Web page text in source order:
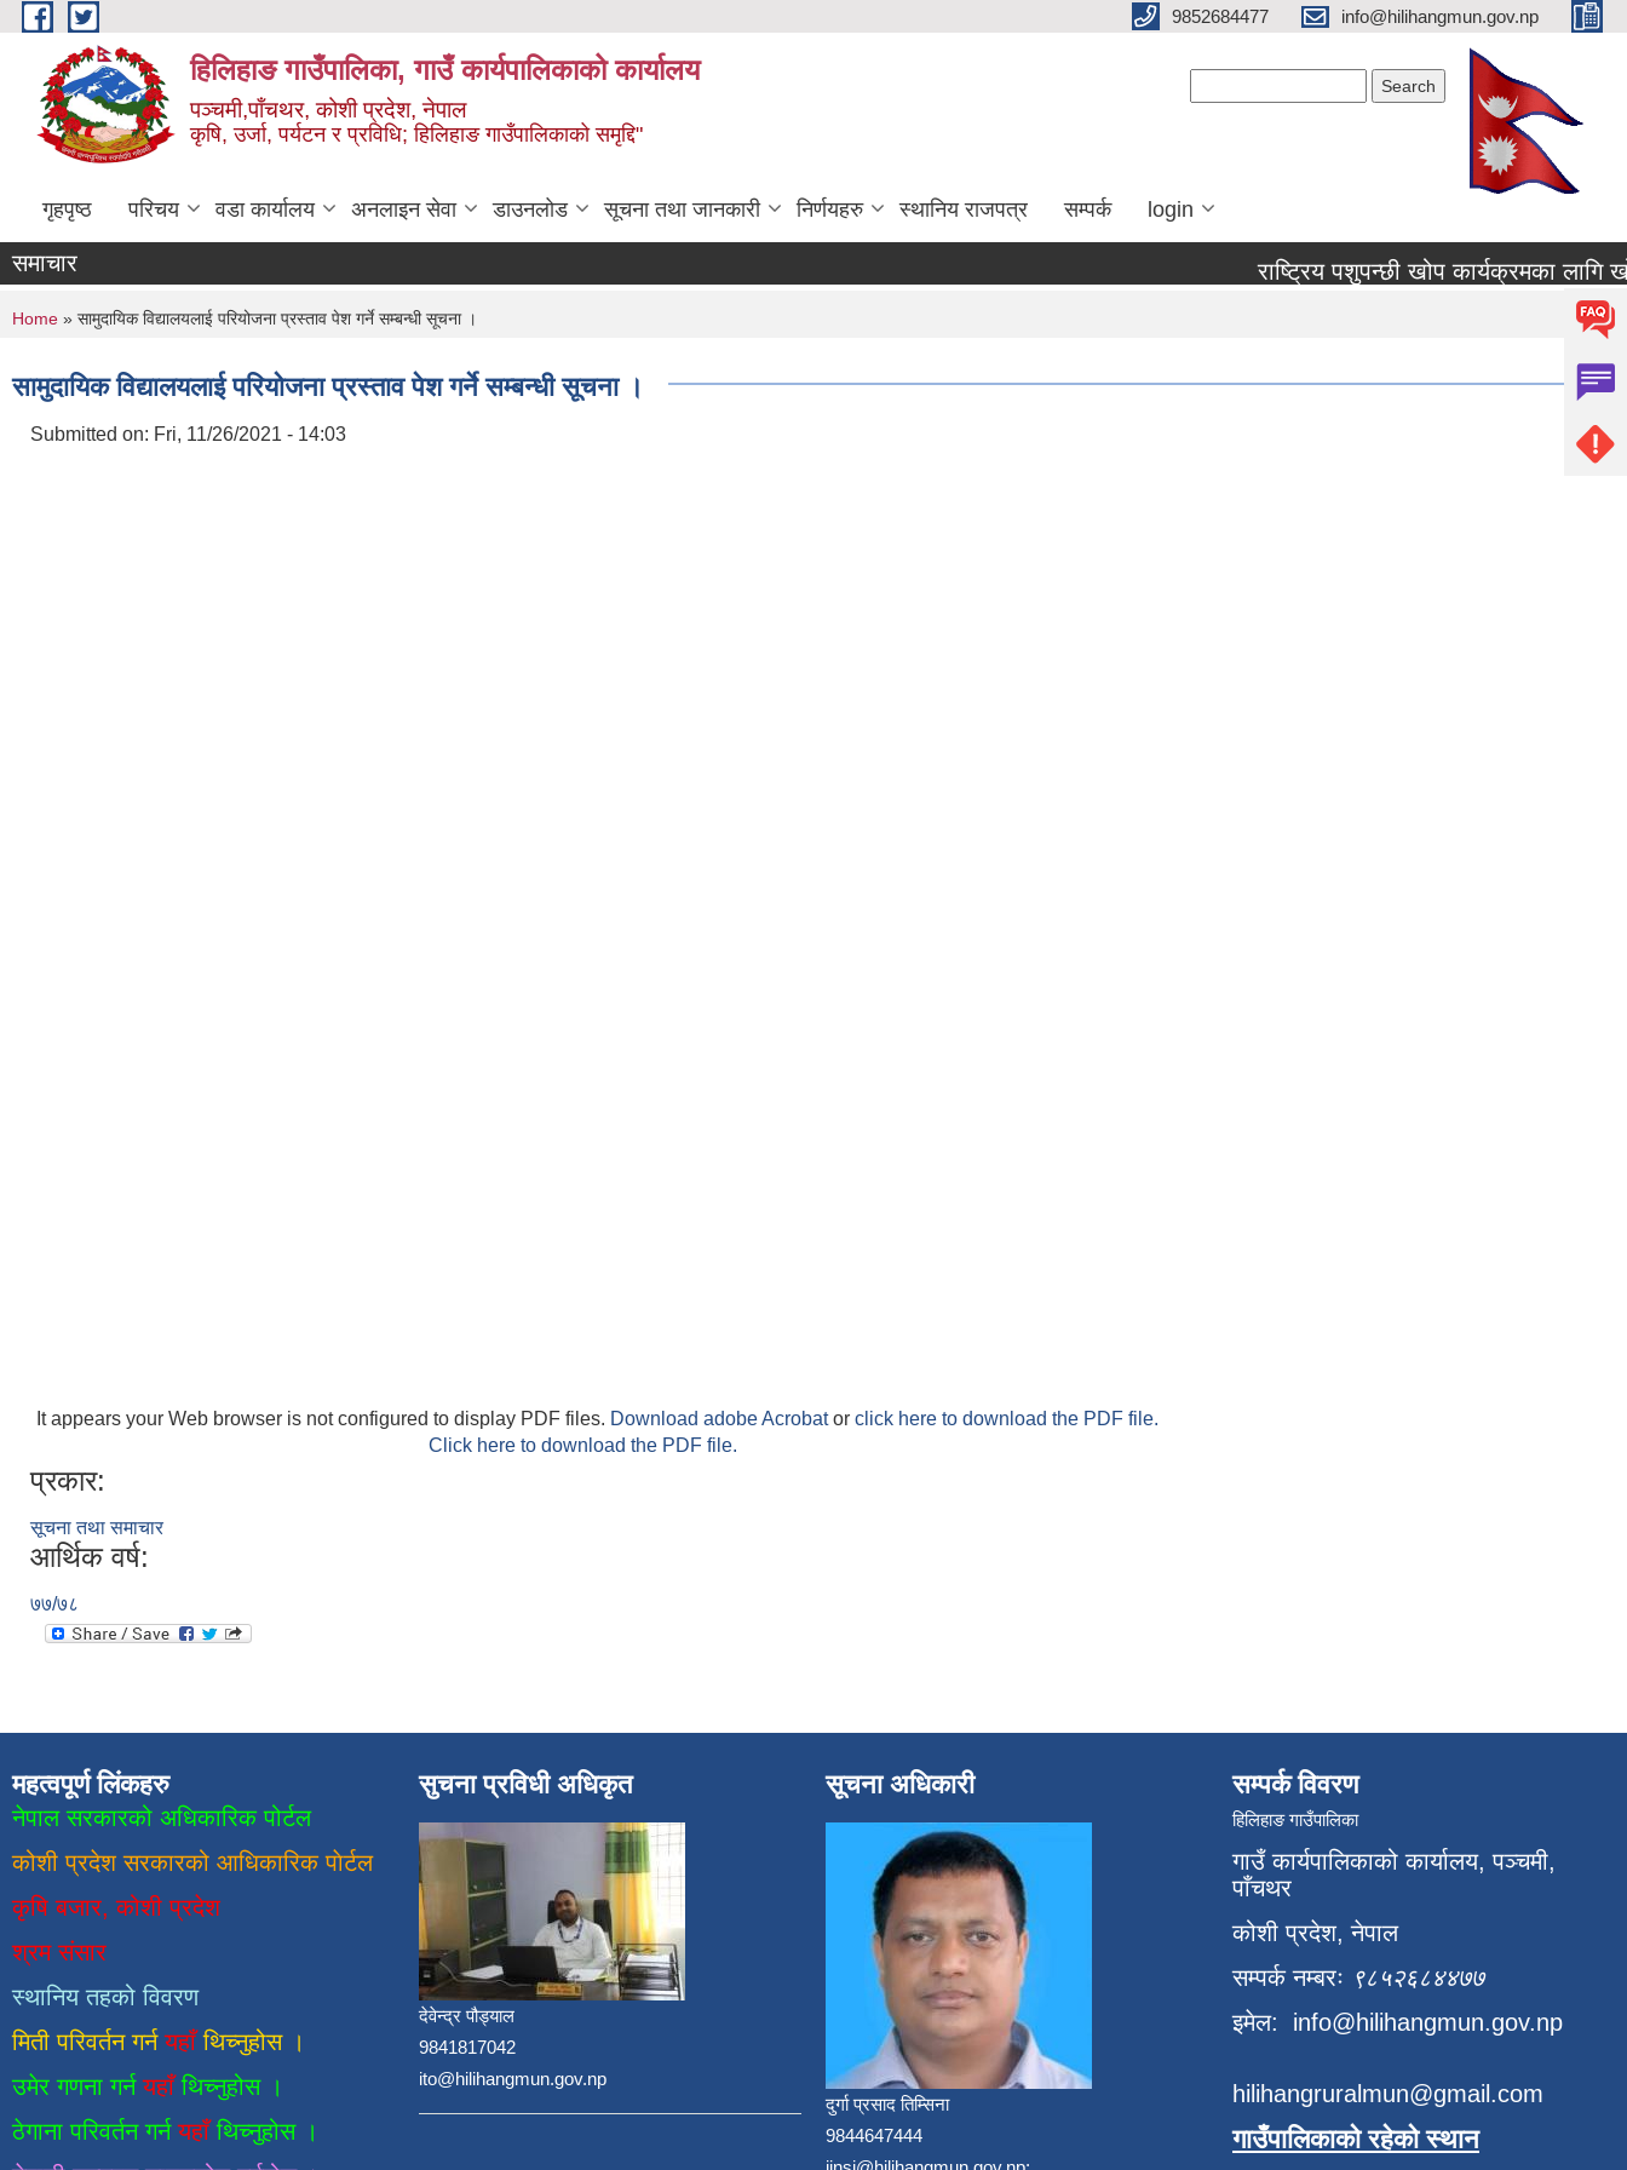
Skip to main content 9852684477 info@hilihangmun.gov.np
हिलिहाङ गाउँपालिका, गाउँ कार्यपालिकाको कार्यालय
पञ्चमी,पाँचथर, कोशी प्रदेश, नेपाल
कृषि, उर्जा, पर्यटन र प्रविधि; हिलिहाङ गाउँपालिकाको समृद्दि"
गृहपृष्ठ परिचय वडा कार्यालय अनलाइन सेवा डाउनलोड सूचना तथा जानकारी निर्णयहरु स्थानिय राजपत्र सम्पर्क login
समाचार राष्ट्रिय पशुपन्छी खोप कार्यक्रमका लागि
You are here
Home » सामुदायिक विद्यालयलाई परियोजना प्रस्ताव पेश गर्ने सम्बन्धी सूचना ।
सामुदायिक विद्यालयलाई परियोजना प्रस्ताव पेश गर्ने सम्बन्धी सूचना ।
Submitted on: Fri, 11/26/2021 - 14:03
It appears your Web browser is not configured to display PDF files. Download adobe Acrobator click here to download the PDF file.
Click here to download the PDF file.
प्रकार:
सूचना तथा समाचार
आर्थिक वर्ष:
७७/७८
महत्वपूर्ण लिंकहरु
नेपाल सरकारको अधिकारिक पोर्टल
कोशी प्रदेश सरकारको आधिकारिकपाेर्टल
कृषि बजार, कोशी प्रदेश
श्रम संसार
स्थानिय तहको विवरण
मिती परिवर्तन गर्न यहाँ थिच्नुहोस ।
उमेर गणना गर्नयहाँथिच्नुहोस ।
ठेगाना परिवर्तन गर्नयहाँ थिच्नुहोस ।
सुचना प्रविधी अधिकृत
देवेन्द्र पौड्याल
9841817042
ito@hilihangmun.gov.np
सूचना अधिकारी
दुर्गा प्रसाद तिम्सिना
9844647444
सम्पर्क विवरण
हिलिहाङ गाउँपालिका
गाउँ कार्यपालिकाको कार्यालय, पञ्चमी,
पाँचथर
कोशी प्रदेश, नेपाल
सम्पर्क नम्बरः ९८५२६८४४७७
इमेल: info@hilihangmun.gov.np
hilihangruralmun@gmail.com
गाउँपालिकाको रहेको स्थान